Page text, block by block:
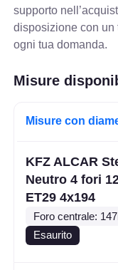
supporto
disposizione con un
ogni tua domanda.
Misure
Misure con
KFZ ALCAR
Neutro 4 fori
ET29 4x194
Foro centrale:
Esaurito